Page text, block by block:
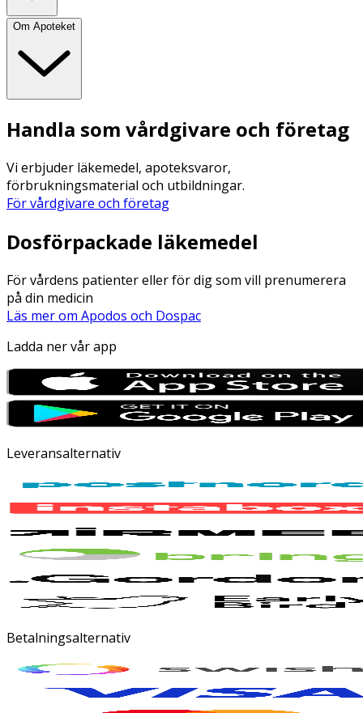
Om Apoteket
Handla som vårdgivare och företag
Vi erbjuder läkemedel, apoteksvaror,
förbrukningsmaterial och utbildningar.
För vårdgivare och företag
Dosförpackade läkemedel
För vårdens patienter eller för dig som vill prenumerera
på din medicin
Läs mer om Apodos och Dospac
Ladda ner vår app
Leveransalternativ
Betalningsalternativ